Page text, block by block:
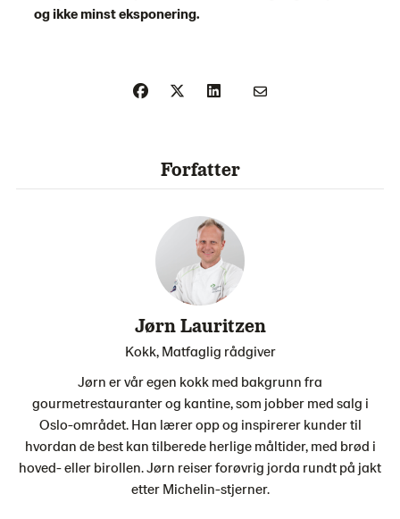
og ikke minst eksponering.
Forfatter
Jørn Lauritzen
Kokk, Matfaglig rådgiver
Jørn er vår egen kokk med bakgrunn fra
gourmetrestauranter og kantine, som jobber med salg i
Oslo-området. Han lærer opp og inspirerer kunder til
hvordan de best kan tilberede herlige måltider, med brød i
hoved- eller birollen. Jørn reiser forøvrig jorda rundt på jakt
etter Michelin-stjerner.